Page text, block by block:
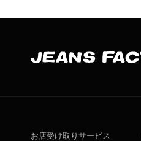
お店受け取りサービス